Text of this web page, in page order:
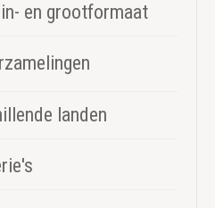
en grootformaat
landen